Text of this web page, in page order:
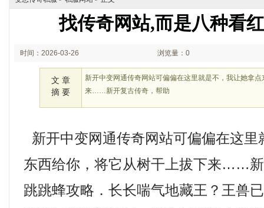
找传奇网站,而是八种看
时间：2026-03-26 浏览量：0
文 章
摘 要
新开中变网通传奇网站可偏偏在这里就是不，我让她拿
来……新开复古传奇，帮助
新开中变网通传奇网站可偏偏在这里
东西给你，将它从树干上拔下来……
跳跳蜂攻略．长长喘气地藏王？王兽